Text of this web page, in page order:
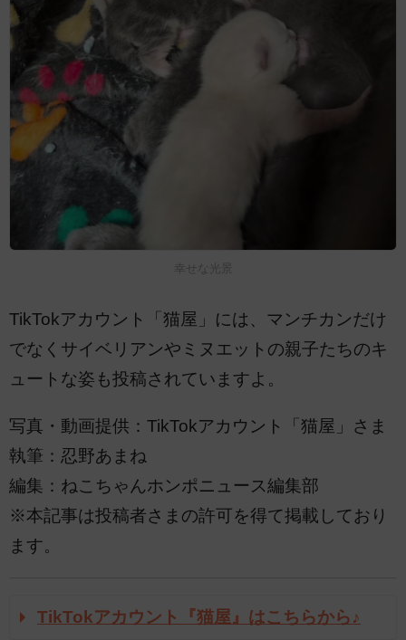
幸せな光景
TikTokアカウント「猫屋」には、マンチカンだけ
でなくサイベリアンやミヌエットの親子たちのキ
ュートな姿も投稿されていますよ。
写真・動画提供：TikTokアカウント「猫屋」さま
執筆：忍野あまね
編集：ねこちゃんホンポニュース編集部
※本記事は投稿者さまの許可を得て掲載しており
ます。
TikTokアカウント『猫屋』はこちらから♪